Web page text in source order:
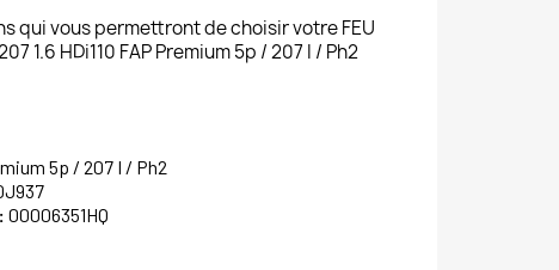
qui vous permettront de choisir votre FEU
1.6 HDi110 FAP Premium 5p / 207 I / Ph2
5p / 207 I / Ph2
00006351HQ